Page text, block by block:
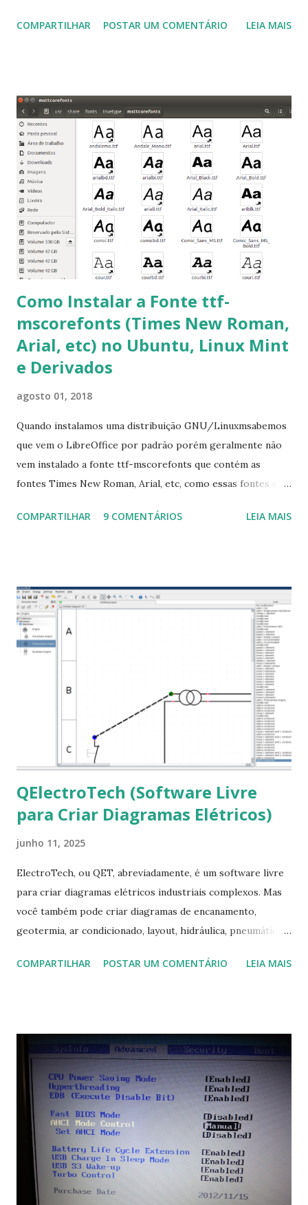
a Associação Brasileira de Normas Técnicas (ABNT), exige
que contém essas fontes. Ao instalar o GNU/Linux abra o
terminal e execute o comando: $ sudo apt-get install ttf-
mscorefonts-installer Leia os termos de uso e avance
clicando em “Ok” Agora aceite os termos de uso clicando
em “Sim” Pronto agora abra o LibreOffice e veja se as
fontes Times New Roman, Arial estão instaladas. Caso
ocorra algum erro ou precisa reinstalar, execute: $ sudo
apt-get install --reinstall ttf-mscorefonts-installer
COMPARTILHAR POSTAR UM COMENTÁRIO LEIA MAIS
Como Instalar a Fonte ttf-
mscorefonts (Times New Roman,
Arial, etc) no Ubuntu, Linux Mint
e Derivados
agosto 01, 2018
Quando instalamos uma distribuição GNU/Linuxmsabemos
que vem o LibreOffice por padrão porém geralmente não
vem instalado a fonte ttf-mscorefonts que contém as
fontes Times New Roman, Arial, etc, como essas fontes são
a Associação Brasileira de Normas Técnicas (ABNT), exige
que contém essas fontes. Ao instalar o GNU/Linux abra o
terminal e execute o comando: $ sudo apt-get install ttf-
mscorefonts-installer Leia os termos de uso e avance
clicando em “Ok” Agora aceite os termos de uso clicando
em “Sim” Pronto agora abra o LibreOffice e veja se as
fontes Times New Roman, Arial estão instaladas. Caso
ocorra algum erro ou precisa reinstalar, execute: $ sudo
apt-get install --reinstall ttf-mscorefonts-installer
COMPARTILHAR 9 COMENTÁRIOS LEIA MAIS
QElectroTech (Software Livre
para Criar Diagramas Elétricos)
junho 11, 2025
ElectroTech, ou QET, abreviadamente, é um software livre
para criar diagramas elétricos industriais complexos. Mas
você também pode criar diagramas de encanamento,
geotermia, ar condicionado, layout, hidráulica, pneumática,
Na última versão 0.100, a coleção contém mais de 8.000
COMPARTILHAR POSTAR UM COMENTÁRIO LEIA MAIS